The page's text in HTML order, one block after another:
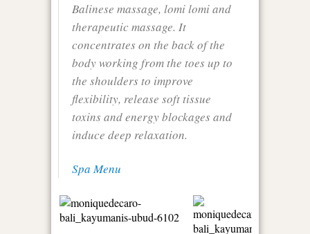
Balinese massage, lomi lomi and
therapeutic massage. It
concentrates on the back of the
body working from the toes up to
the shoulders to improve
flexibility, release soft tissue
toxins and energy blockages and
induce deep relaxation.
Spa Menu